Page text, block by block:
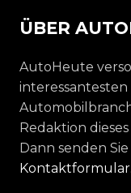
ÜBER
AutoHeute
Redaktion
Dann senden
Kontaktformular